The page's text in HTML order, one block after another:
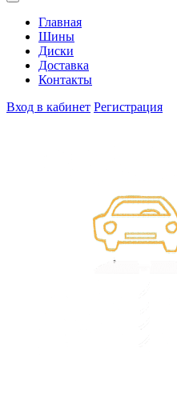
Главная
Шины
Диски
Доставка
Контакты
Вход в кабинет Регистрация